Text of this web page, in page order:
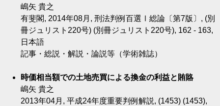
嶋矢 貴之
有斐閣, 2014年08月, 刑法判例百選Ⅰ総論〔第7版〕, (別
冊ジュリスト220号) (別冊ジュリスト220号), 162 - 163,
日本語
記事・総説・解説・論説等（学術雑誌）
時価相当額での土地売買による換金の利益と賄賂
嶋矢 貴之
2013年04月, 平成24年度重要判例解説, (1453) (1453),